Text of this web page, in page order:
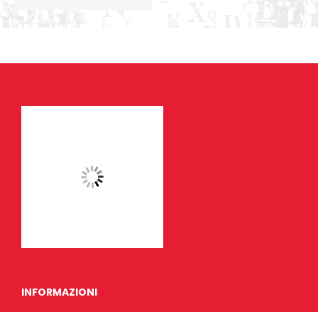
INFORMAZIONI